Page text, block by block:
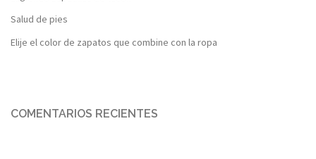
Salud de pies
Elije el color de zapatos que combine con la ropa
COMENTARIOS RECIENTES